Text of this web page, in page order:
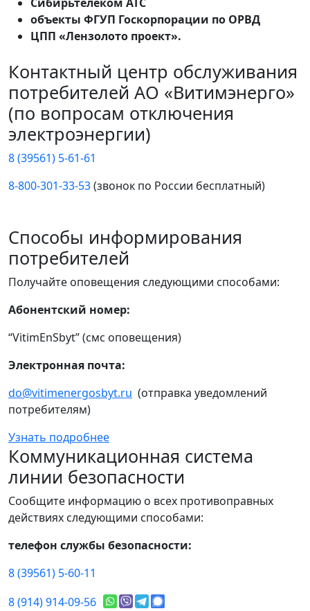
объекты ФГУП Госкорпорации по ОРВД
ЦПП «Лензолото проект».
Контактный центр обслуживания
потребителей АО «Витимэнерго»
(по вопросам отключения
электроэнергии)
8 (39561) 5-61-61
8-800-301-33-53(звонок по России бесплатный)
Способы информирования
потребителей
Получайте оповещения следующими способами:
Абонентский номер:
“VitimEnSbyt” (смс оповещения)
Электронная почта:
do@vitimenergosbyt.ru (отправка уведомлений
потребителям)
Узнать подробнее
Коммуникационная система
линии безопасности
Сообщите информацию о всех противоправных
действиях следующими способами:
телефон службы безопасности:
8 (39561) 5-60-11
8 (914) 914-09-56